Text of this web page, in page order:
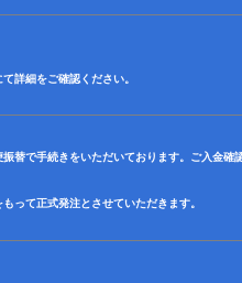
詳細をご確認ください。
替で手続きをいただいております。ご入金確
って正式発注とさせていただきます。